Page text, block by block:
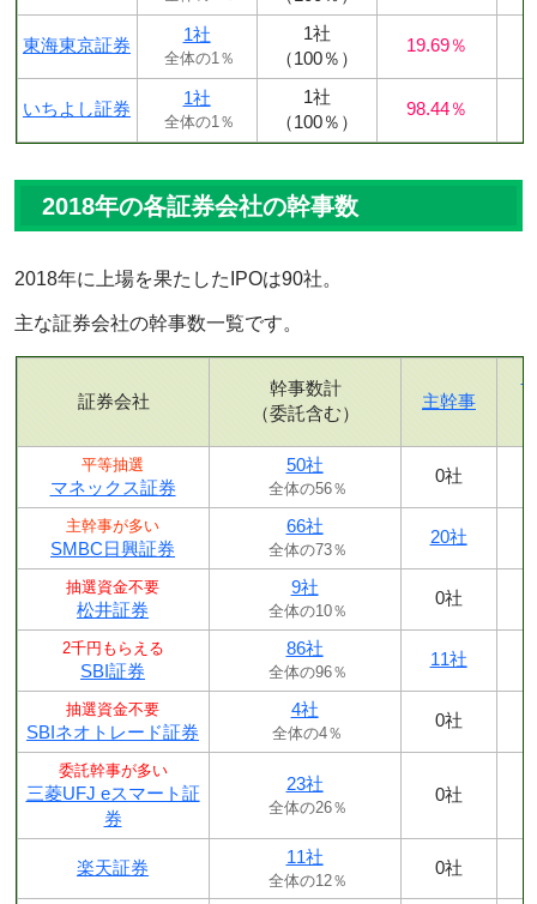
東海東京証券
1社
全体の1％
1社
（100％）
19.69％
いちよし証券
1社
全体の1％
1社
（100％）
98.44％
2018年の各証券会社の幹事数
2018年に上場を果たしたIPOは90社。
主な証券会社の幹事数一覧です。
証券会社
幹事数計
（委託含む）
主幹事
平等抽選
マネックス証券
50社
全体の56％
0社
主幹事が多い
SMBC日興証券
66社
全体の73％
20社
抽選資金不要
松井証券
9社
全体の10％
0社
2千円もらえる
SBI証券
86社
全体の96％
11社
抽選資金不要
SBIネオトレード証券
4社
全体の4％
0社
委託幹事が多い
三菱UFJ eスマート証
券
23社
全体の26％
0社
楽天証券
11社
全体の12％
0社